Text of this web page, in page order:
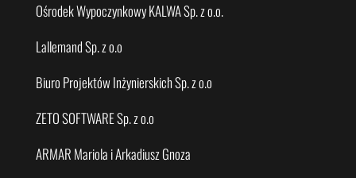
Ośrodek Wypoczynkowy KALWA Sp. z o.o.
Lallemand Sp. z o.o
Biuro Projektów Inżynierskich Sp. z o.o
ZETO SOFTWARE Sp. z o.o
ARMAR Mariola i Arkadiusz Gnoza